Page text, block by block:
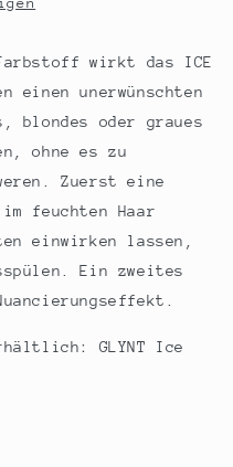
wirkt das ICE
einen unerwünschten
blondes oder graues
ohne es zu
Zuerst eine
im feuchten Haar
einwirken lassen,
Ein zweites
GLYNT Ice